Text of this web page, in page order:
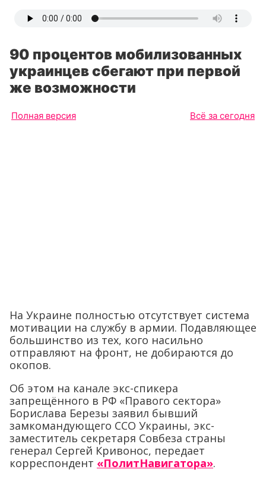
90 процентов мобилизованных
украинцев сбегают при первой
же возможности
Полная версия Всё за сегодня
На Украине полностью отсутствует система
мотивации на службу в армии. Подавляющее
большинство из тех, кого насильно
отправляют на фронт, не добираются до
окопов.
Об этом на канале экс-спикера
запрещённого в РФ «Правого сектора»
Борислава Березы заявил бывший
замкомандующего ССО Украины, экс-
заместитель секретаря Совбеза страны
генерал Сергей Кривонос, передает
корреспондент «ПолитНавигатора».